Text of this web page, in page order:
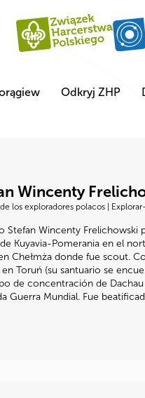
Odkryj ZHP
Wincenty
los exploradores polacos |
Stefan Wincenty Frelichowski
Kuyavia-Pomerania en el
Chełmża donde fue scout.
Toruń (su santuario se
de concentración de
Guerra Mundial. Fue